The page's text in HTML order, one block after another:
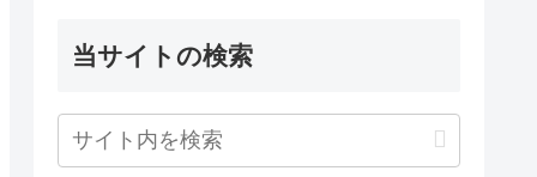
当サイトの検索